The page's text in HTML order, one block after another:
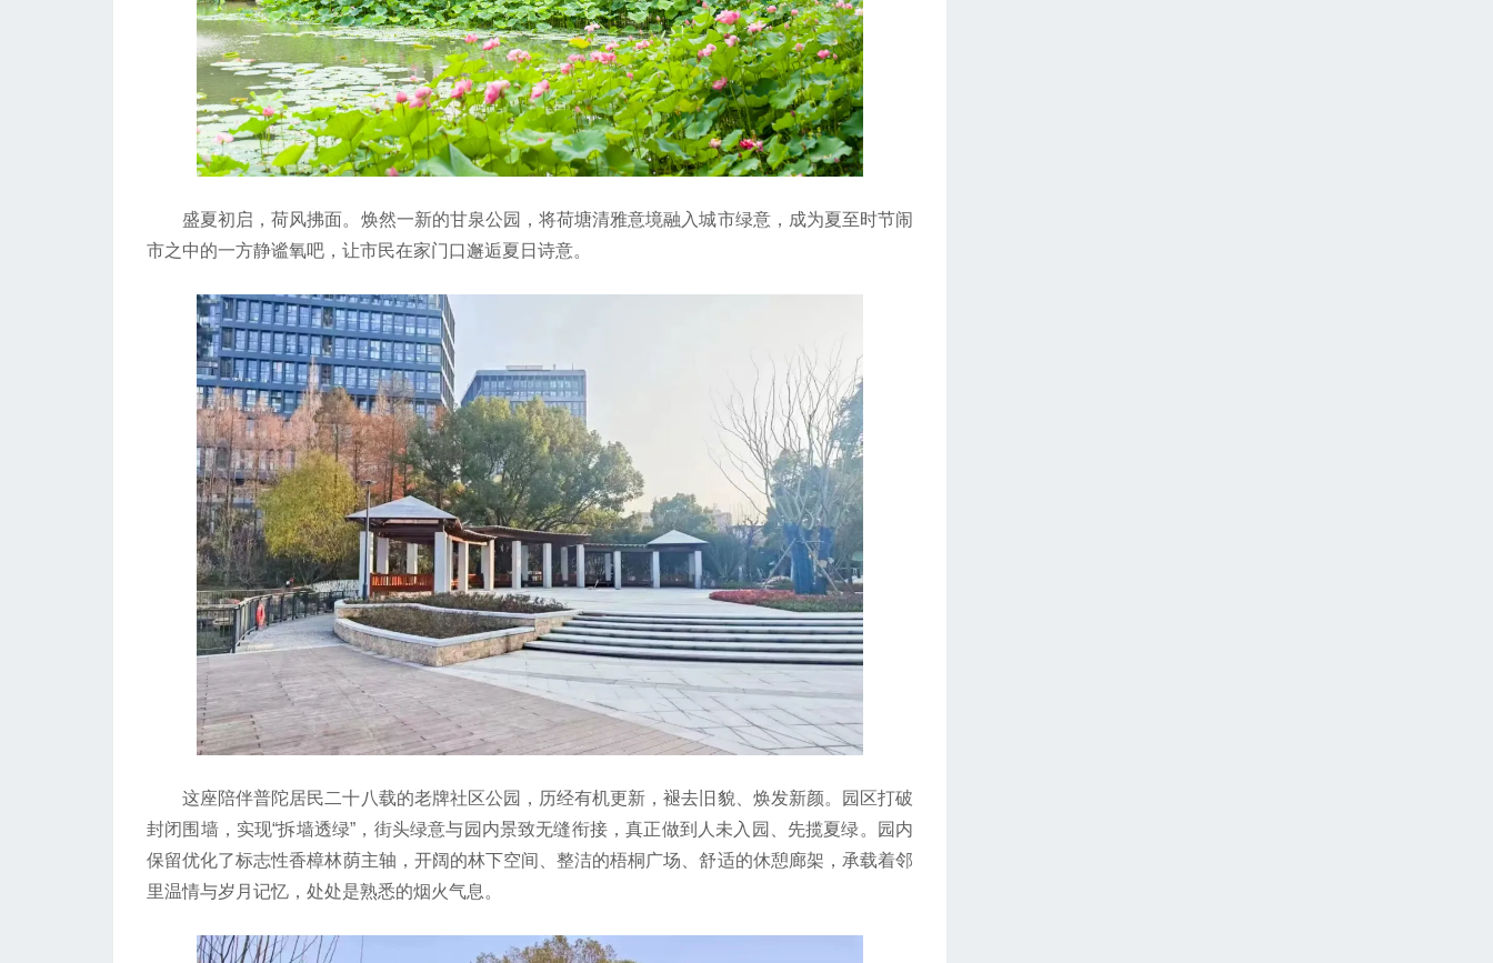
盛夏初启，荷风拂面。焕然一新的甘泉公园，将荷塘清雅意境融入城市绿意，成为夏至时节闹
市之中的一方静谧氧吧，让市民在家门口邂逅夏日诗意。
这座陪伴普陀居民二十八载的老牌社区公园，历经有机更新，褪去旧貌、焕发新颜。园区打破
封闭围墙，实现“拆墙透绿”，街头绿意与园内景致无缝衔接，真正做到人未入园、先揽夏绿。园内
保留优化了标志性香樟林荫主轴，开阔的林下空间、整洁的梧桐广场、舒适的休憩廊架，承载着邻
里温情与岁月记忆，处处是熟悉的烟火气息。